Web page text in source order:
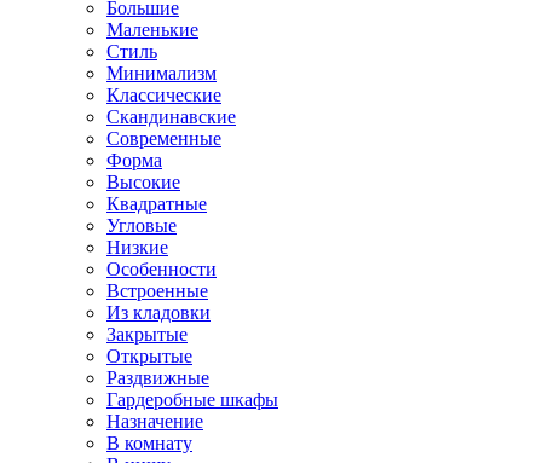
Большие
Маленькие
Стиль
Минимализм
Классические
Скандинавские
Современные
Форма
Высокие
Квадратные
Угловые
Низкие
Особенности
Встроенные
Из кладовки
Закрытые
Открытые
Раздвижные
Гардеробные шкафы
Назначение
В комнату